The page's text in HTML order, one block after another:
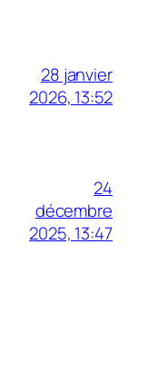
28 janvier
2026, 13:52
24
décembre
2025, 13:47